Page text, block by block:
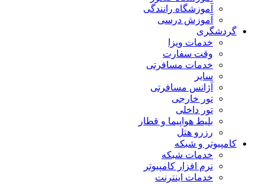
آموزشگاه رانندگی
آموزش درسی
گردشگری
خدمات ویزا
وقت سفارت
خدمات مسافرتی
سایر
آژانس مسافرتی
تور خارجی
تور داخلی
بلیط هواپیما و قطار
رزرو هتل
کامپیوتر و شبکه
خدمات شبکه
نرم افزار کامپیوتر
خدمات اینترنت